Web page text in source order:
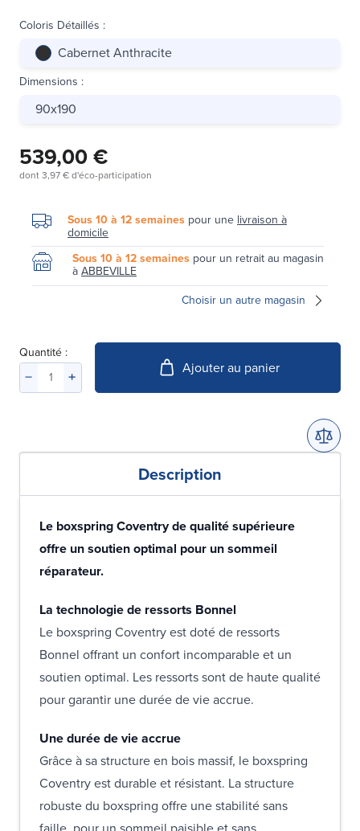
Coloris Détaillés :
Cabernet Anthracite
Dimensions :
90x190
539,00 €
dont3,97 €d'éco-participation
Sous 10 à 12 semaines pour une livraison à
domicile
Sous 10 à 12 semaines pour un retrait au magasin
àABBEVILLE
Choisir un autre magasin
Quantité :
Ajouter au panier
Description
Le boxspring Coventry de qualité supérieure
offre un soutien optimal pour un sommeil
réparateur.
La technologie de ressorts Bonnel
Le boxspring Coventry est doté de ressorts
Bonnel offrant un confort incomparable et un
soutien optimal. Les ressorts sont de haute qualité
pour garantir une durée de vie accrue.
Une durée de vie accrue
Grâce à sa structure en bois massif, le boxspring
Coventry est durable et résistant. La structure
robuste du boxspring offre une stabilité sans